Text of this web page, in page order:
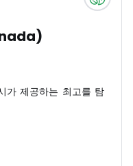
가 제공하는 최고를 탐